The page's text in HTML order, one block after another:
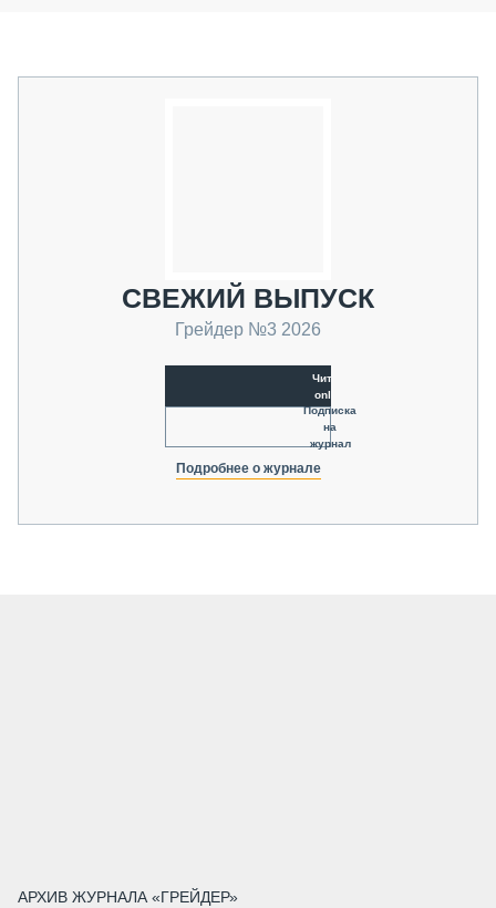
СВЕЖИЙ ВЫПУСК
Грейдер №3 2026
Читать
online
Подписка
на
журнал
Подробнее о журнале
АРХИВ ЖУРНАЛА «ГРЕЙДЕР»